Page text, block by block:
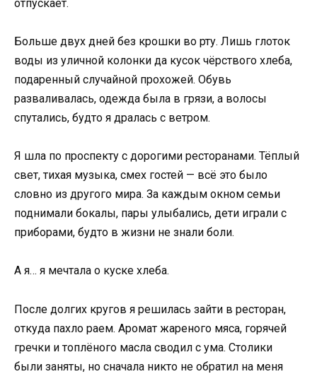
отпускает.
Больше двух дней без крошки во рту. Лишь глоток
воды из уличной колонки да кусок чёрствого хлеба,
подаренный случайной прохожей. Обувь
разваливалась, одежда была в грязи, а волосы
спутались, будто я дралась с ветром.
Я шла по проспекту с дорогими ресторанами. Тёплый
свет, тихая музыка, смех гостей — всё это было
словно из другого мира. За каждым окном семьи
поднимали бокалы, пары улыбались, дети играли с
приборами, будто в жизни не знали боли.
А я… я мечтала о куске хлеба.
После долгих кругов я решилась зайти в ресторан,
откуда пахло раем. Аромат жареного мяса, горячей
гречки и топлёного масла сводил с ума. Столики
были заняты, но сначала никто не обратил на меня